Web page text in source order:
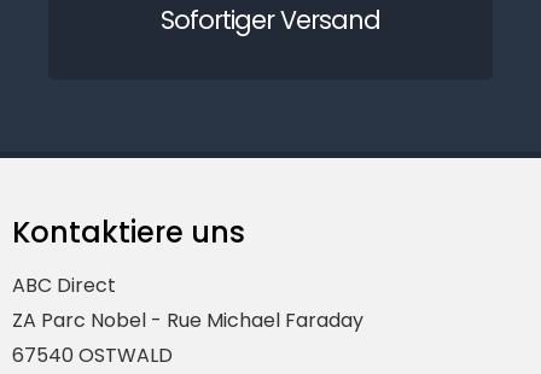
Sofortiger Versand
Kontaktiere uns
ABC Direct
ZA Parc Nobel - Rue Michael Faraday
67540 OSTWALD